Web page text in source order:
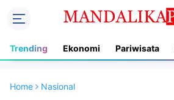
Trending Ekonomi Pariwisata
Home Nasional